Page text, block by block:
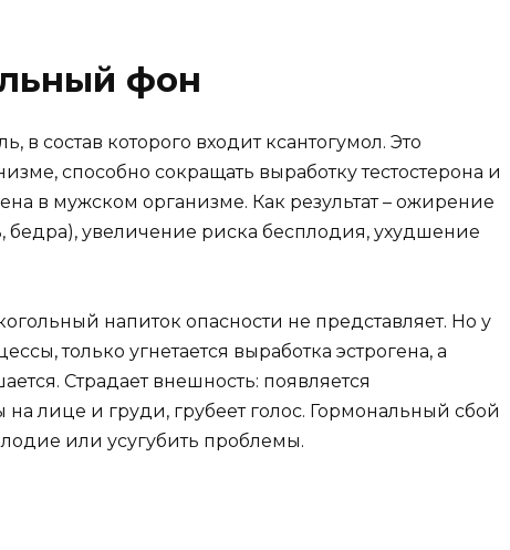
фон
состав которого входит ксантогумол. Это
способно сокращать выработку тестостерона и
в мужском организме. Как результат – ожирение
бедра), увеличение риска бесплодия, ухудшение
напиток опасности не представляет. Но у
только угнетается выработка эстрогена, а
Страдает внешность: появляется
на лице и груди, грубеет голос. Гормональный сбой
или усугубить проблемы.